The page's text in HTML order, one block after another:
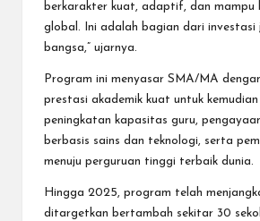
berkarakter kuat, adaptif, dan mampu
global. Ini adalah bagian dari investasi
bangsa,” ujarnya.
Program ini menyasar SMA/MA
prestasi akademik kuat untuk
peningkatan kapasitas guru,
berbasis sains dan teknologi, serta
menuju perguruan tinggi terbaik dunia.
Hingga 2025, program telah
ditargetkan bertambah sekitar 30